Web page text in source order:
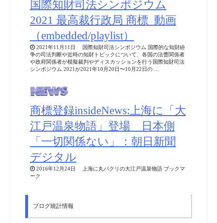
国際知財司法シンポジウム
2021 最高裁行政局 商標_動画
（embedded/playlist）
2021年11月11日 国際知財司法シンポジウム 国際的な知財紛
争の司法判断や近時の知財トピックについて、各国の法曹関係者
や政府関係者が模擬裁判やディスカッションを行う国際知財司法
シンポジウム 2021が2021年10月20日〜10月22日の …
商標登録insideNews:上海に「大
江戸温泉物語」登場 日本側
「一切関係ない」：朝日新聞
デジタル
2016年12月24日 上海に丸パクリの大江戸温泉物語 ブックマ
ーク
ブログ統計情報